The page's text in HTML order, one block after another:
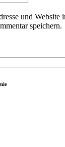
und Website
speichern.